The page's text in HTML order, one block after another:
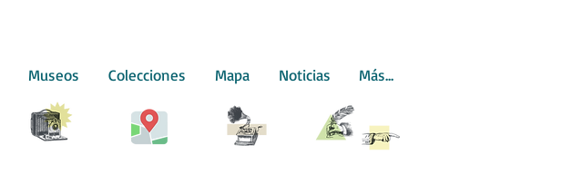
Museos Colecciones Mapa Noticias Más...